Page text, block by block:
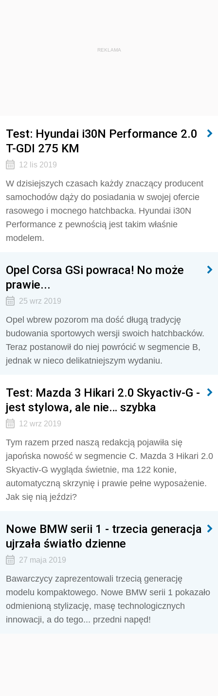
REKLAMA
Test: Hyundai i30N Performance 2.0
T-GDI 275 KM
12 lis 2019
W dzisiejszych czasach każdy znaczący producent
samochodów dąży do posiadania w swojej ofercie
rasowego i mocnego hatchbacka. Hyundai i30N
Performance z pewnością jest takim właśnie
modelem.
Opel Corsa GSi powraca! No może
prawie...
25 wrz 2019
Opel wbrew pozorom ma dość długą tradycję
budowania sportowych wersji swoich hatchbacków.
Teraz postanowił do niej powrócić w segmencie B,
jednak w nieco delikatniejszym wydaniu.
Test: Mazda 3 Hikari 2.0 Skyactiv-G -
jest stylowa, ale nie… szybka
12 wrz 2019
Tym razem przed naszą redakcją pojawiła się
japońska nowość w segmencie C. Mazda 3 Hikari 2.0
Skyactiv-G wygląda świetnie, ma 122 konie,
automatyczną skrzynię i prawie pełne wyposażenie.
Jak się nią jeździ?
Nowe BMW serii 1 - trzecia generacja
ujrzała światło dzienne
27 maja 2019
Bawarczycy zaprezentowali trzecią generację
modelu kompaktowego. Nowe BMW serii 1 pokazało
odmienioną stylizację, masę technologicznych
innowacji, a do tego... przedni napęd!